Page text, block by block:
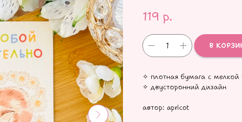
119 р.
В
✧ плотная бумага с мелкой
✧ двусторонний дизайн
автор: apricot